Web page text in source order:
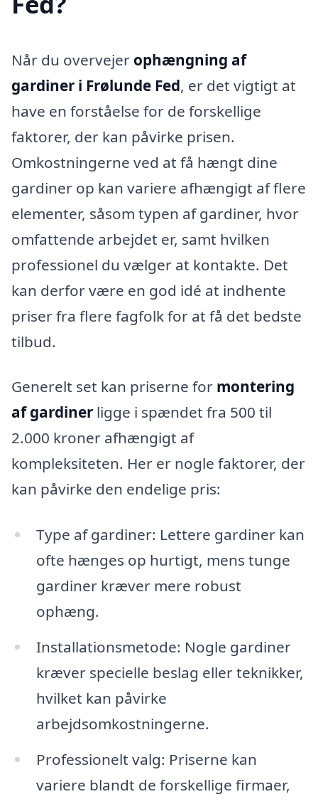
Når du overvejer ophængning af
gardiner i Frølunde Fed, er det vigtigt at
have en forståelse for de forskellige
faktorer, der kan påvirke prisen.
Omkostningerne ved at få hængt dine
gardiner op kan variere afhængigt af flere
elementer, såsom typen af gardiner, hvor
omfattende arbejdet er, samt hvilken
professionel du vælger at kontakte. Det
kan derfor være en god idé at indhente
priser fra flere fagfolk for at få det bedste
tilbud.
Generelt set kan priserne for montering
af gardiner ligge i spændet fra 500 til
2.000 kroner afhængigt af
kompleksiteten. Her er nogle faktorer, der
kan påvirke den endelige pris:
Type af gardiner: Lettere gardiner kan
ofte hænges op hurtigt, mens tunge
gardiner kræver mere robust
ophæng.
Installationsmetode: Nogle gardiner
kræver specielle beslag eller teknikker,
hvilket kan påvirke
arbejdsomkostningerne.
Professionelt valg: Priserne kan
variere blandt de forskellige firmaer,